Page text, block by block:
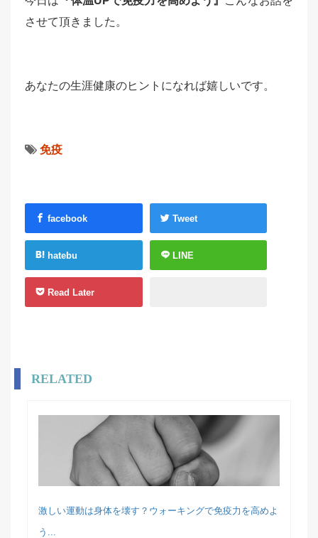
させて頂きました。
あなたの生涯健康のヒントになれば嬉しいです。
免疫
facebook Tweet
hatebu LINE
Read Later
RELATED
激しい運動は身体を壊す？ウォーキングで免疫力を高めよ
う...